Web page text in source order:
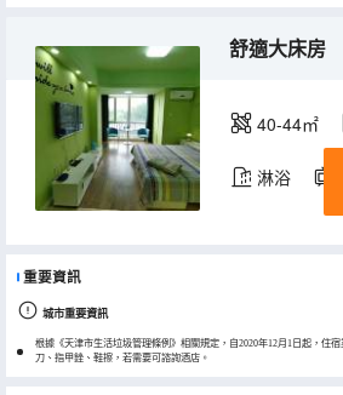
舒適大床房
40-44㎡
淋浴
重要資訊
城市重要資訊
根據《天津市生活垃圾管理條例》相關規定，自2020年12月1日起，住
刀、指甲銼、鞋擦，若需要可諮詢酒店。